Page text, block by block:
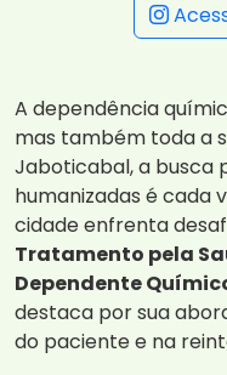
A dependência
mas também toda a
Jaboticabal, a busca
humanizadas é cada
cidade enfrenta
Tratamento pela
Dependente
destaca por sua
do paciente e na